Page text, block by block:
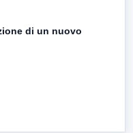
di un nuovo